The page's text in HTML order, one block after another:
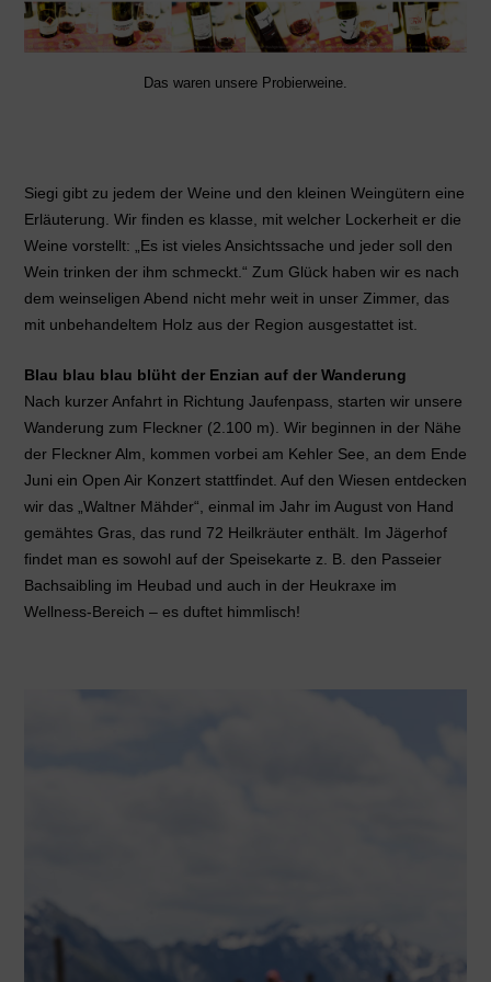
Das waren unsere Probierweine.
Siegi gibt zu jedem der Weine und den kleinen Weingütern eine
Erläuterung. Wir finden es klasse, mit welcher Lockerheit er die
Weine vorstellt: „Es ist vieles Ansichtssache und jeder soll den
Wein trinken der ihm schmeckt.“ Zum Glück haben wir es nach
dem weinseligen Abend nicht mehr weit in unser Zimmer, das
mit unbehandeltem Holz aus der Region ausgestattet ist.
Blau blau blau blüht der Enzian auf der Wanderung
Nach kurzer Anfahrt in Richtung Jaufenpass, starten wir unsere
Wanderung zum Fleckner (2.100 m). Wir beginnen in der Nähe
der Fleckner Alm, kommen vorbei am Kehler See, an dem Ende
Juni ein Open Air Konzert stattfindet. Auf den Wiesen entdecken
wir das „Waltner Mähder“, einmal im Jahr im August von Hand
gemähtes Gras, das rund 72 Heilkräuter enthält. Im Jägerhof
findet man es sowohl auf der Speisekarte z. B. den Passeier
Bachsaibling im Heubad und auch in der Heukraxe im
Wellness-Bereich – es duftet himmlisch!